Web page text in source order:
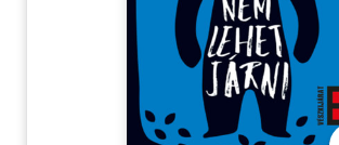
Tankönyv, segédkönyv
Társadalomtudomány
Természettudomány